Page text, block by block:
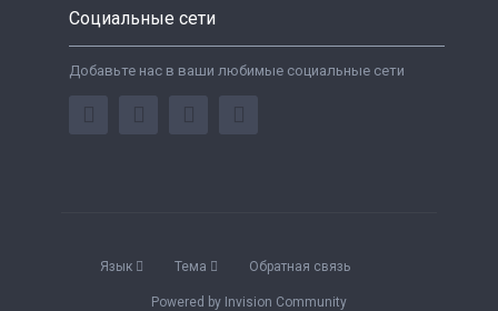
Социальные сети
Добавьте нас в ваши любимые социальные сети
Язык Тема Обратная связь
Powered by Invision Community